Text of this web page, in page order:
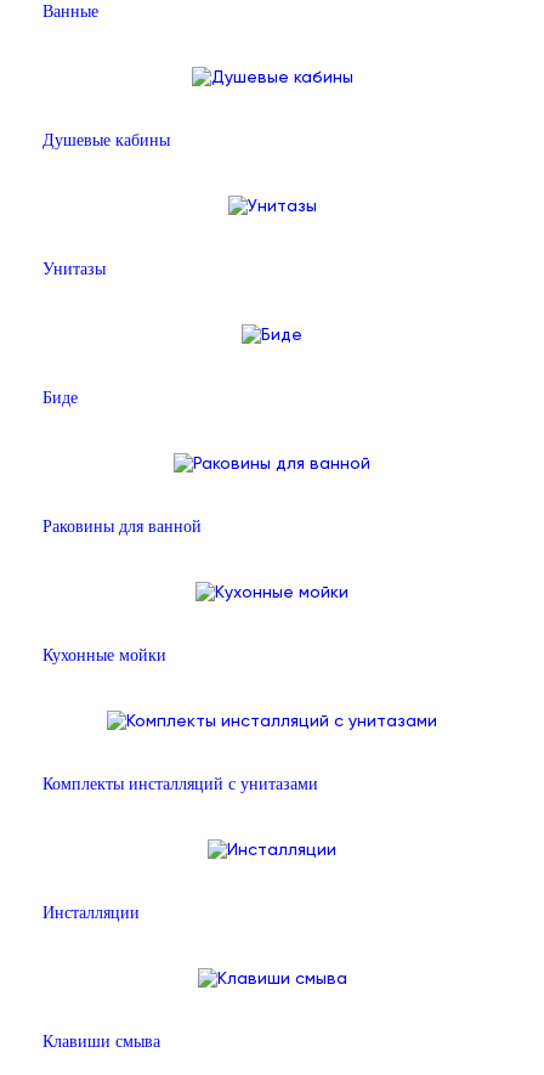
Ванные
Душевые кабины
Унитазы
Биде
Раковины для ванной
Кухонные мойки
Комплекты инсталляций с унитазами
Инсталляции
Клавиши смыва